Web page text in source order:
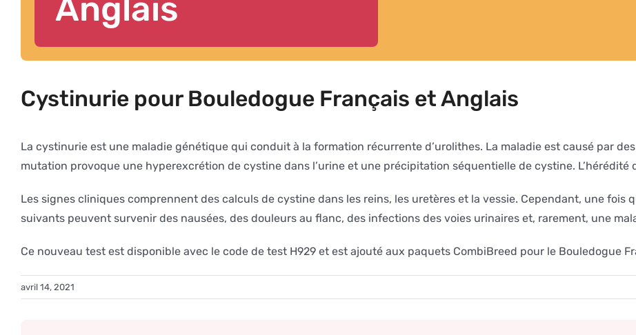
Anglais
Cystinurie pour Bouledogue Français et Anglais
La cystinurie est une maladie génétique qui conduit à la formation récurrente d’urolithes. La maladie est causé par des
mutation provoque une hyperexcrétion de cystine dans l’urine et une précipitation séquentielle de cystine.
Les signes cliniques comprennent des calculs de cystine dans les reins, les uretères et la vessie. Cependant, une fois
suivants peuvent survenir des nausées, des douleurs au flanc, des infections des voies urinaires et, rarement, une
Ce nouveau test est disponible avec le code de test H929 et est ajouté aux paquets CombiBreed pour le Bouledogue
avril 14, 2021